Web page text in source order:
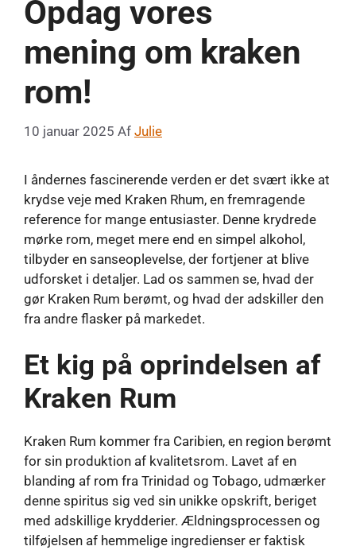
Opdag vores
mening om kraken
rom!
10 januar 2025 Af Julie
I åndernes fascinerende verden er det svært ikke at
krydse veje med Kraken Rhum, en fremragende
reference for mange entusiaster. Denne krydrede
mørke rom, meget mere end en simpel alkohol,
tilbyder en sanseoplevelse, der fortjener at blive
udforsket i detaljer. Lad os sammen se, hvad der
gør Kraken Rum berømt, og hvad der adskiller den
fra andre flasker på markedet.
Et kig på oprindelsen af ​​
Kraken Rum
Kraken Rum kommer fra Caribien, en region berømt
for sin produktion af kvalitetsrom. Lavet af en
blanding af rom fra Trinidad og Tobago, udmærker
denne spiritus sig ved sin unikke opskrift, beriget
med adskillige krydderier. Ældningsprocessen og
tilføjelsen af ​​hemmelige ingredienser er faktisk